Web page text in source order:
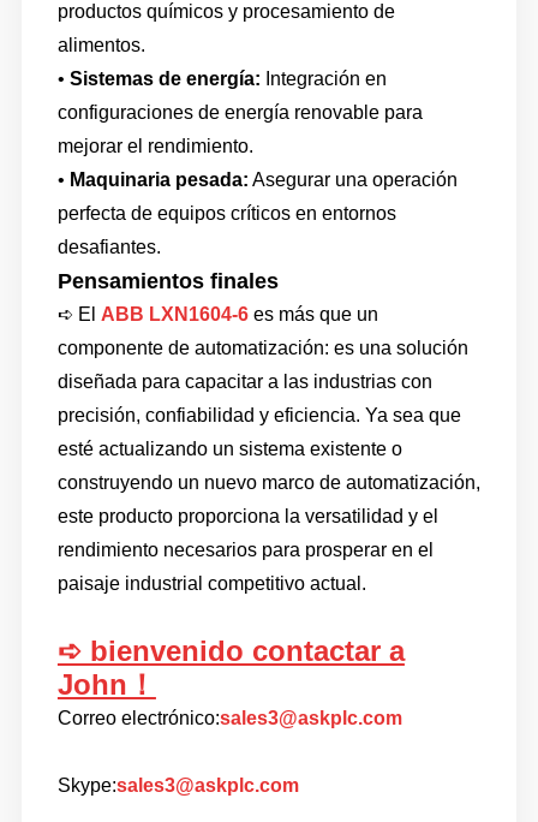
productos químicos y procesamiento de
alimentos.
• Sistemas de energía: Integración en
configuraciones de energía renovable para
mejorar el rendimiento.
• Maquinaria pesada: Asegurar una operación
perfecta de equipos críticos en entornos
desafiantes.
Pensamientos finales
➪ El ABB LXN1604-6es más que un
componente de automatización: es una solución
diseñada para capacitar a las industrias con
precisión, confiabilidad y eficiencia. Ya sea que
esté actualizando un sistema existente o
construyendo un nuevo marco de automatización,
este producto proporciona la versatilidad y el
rendimiento necesarios para prosperar en el
paisaje industrial competitivo actual.
➪ bienvenido contactar a
John！
Correo electrónico:sales3@askplc.com
Skype:sales3@askplc.com